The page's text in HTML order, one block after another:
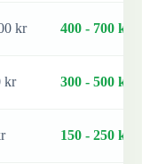
kr 400 - 700 kr
kr 300 - 500 kr
150 - 250 kr